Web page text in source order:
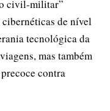
civil-militar”
de nível
tecnológica da
mas também
contra